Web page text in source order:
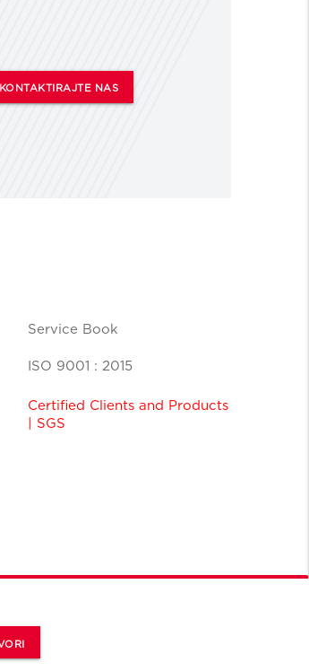
KONTAKTIRAJTE NAS
Service Book
ISO 9001 : 2015
Certified Clients and Products
| SGS